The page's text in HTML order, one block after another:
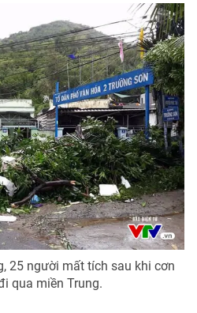
Bất động sản
Tấm lòng Việt
Vươn mình bằng AI
VTV8
English
25 người mất tích sau khi cơn
qua miền Trung.